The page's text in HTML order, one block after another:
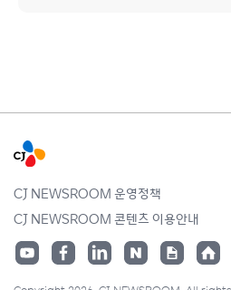
CJ NEWSROOM 운영정책
CJ NEWSROOM 콘텐츠 이용안내